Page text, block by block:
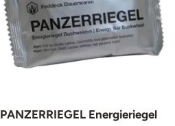
PANZERRIEGEL Energieriegel